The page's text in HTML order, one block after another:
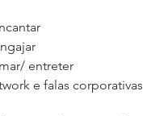
entreter
e falas corporativas